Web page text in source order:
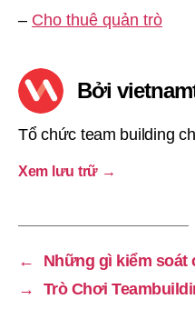
– Cho thuê quản trò
Bởi
Tổ chức team building
Xem lưu trữ →
←
Những gì kiểm soát
→
Trò Chơi